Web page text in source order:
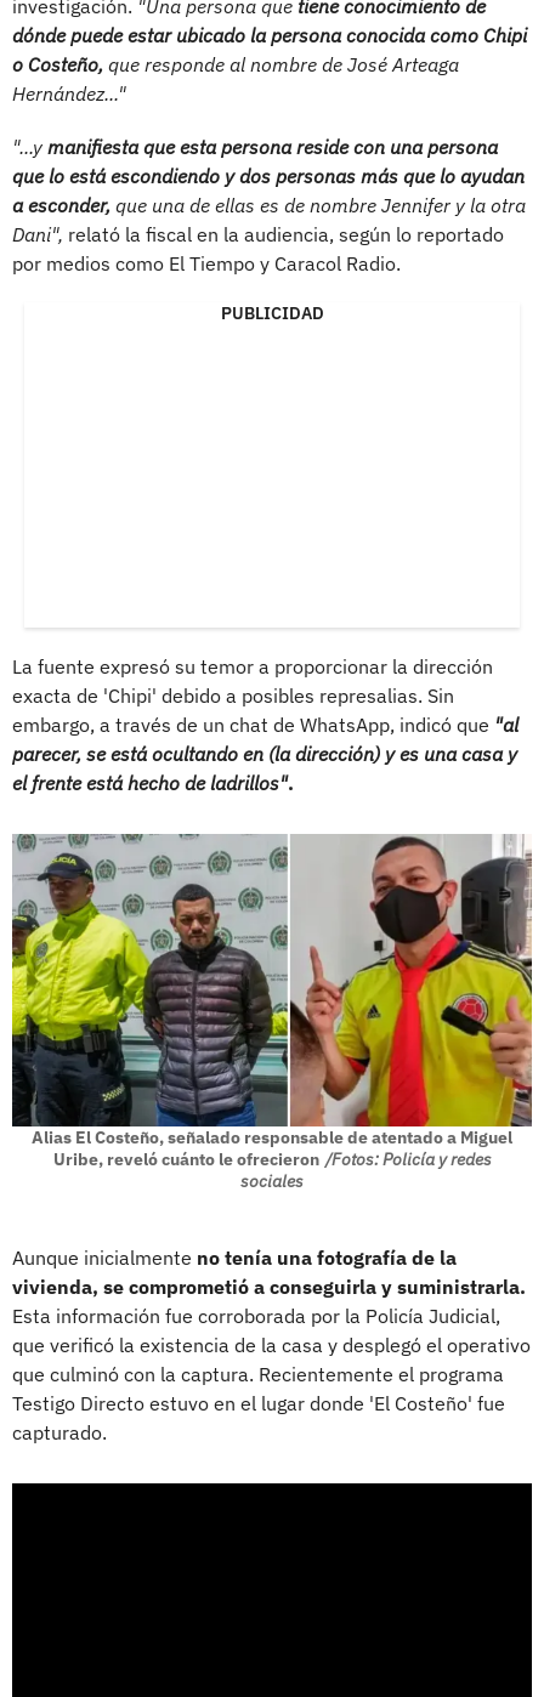
investigación. "Una persona que tiene conocimiento de
dónde puede estar ubicado la persona conocida como Chipi
o Costeño, que responde al nombre de José Arteaga
Hernández..."
"...y manifiesta que esta persona reside con una persona
que lo está escondiendo y dos personas más que lo ayudan
a esconder, que una de ellas es de nombre Jennifer y la otra
Dani", relató la fiscal en la audiencia, según lo reportado
por medios como El Tiempo y Caracol Radio.
PUBLICIDAD
La fuente expresó su temor a proporcionar la dirección
exacta de 'Chipi' debido a posibles represalias. Sin
embargo, a través de un chat de WhatsApp, indicó que "al
parecer, se está ocultando en (la dirección) y es una casa y
el frente está hecho de ladrillos".
Alias El Costeño, señalado responsable de atentado a Miguel
Uribe, reveló cuánto le ofrecieron /Fotos: Policía y redes
sociales
Aunque inicialmente no tenía una fotografía de la
vivienda, se comprometió a conseguirla y suministrarla.
Esta información fue corroborada por la Policía Judicial,
que verificó la existencia de la casa y desplegó el operativo
que culminó con la captura. Recientemente el programa
Testigo Directo estuvo en el lugar donde 'El Costeño' fue
capturado.